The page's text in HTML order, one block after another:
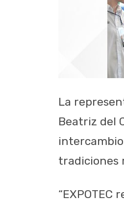
La
Beatriz del
tradiciones